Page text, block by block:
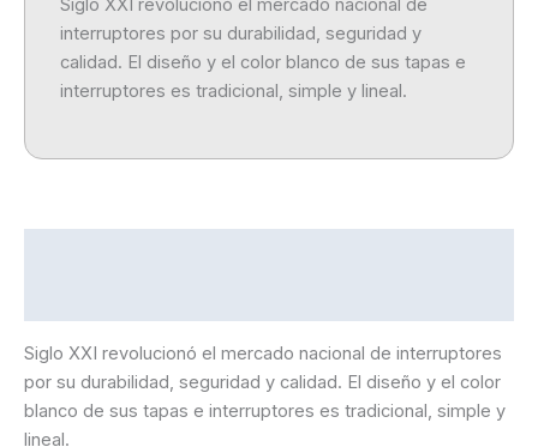
Siglo XXI revolucionó el mercado nacional de
interruptores por su durabilidad, seguridad y
calidad. El diseño y el color blanco de sus tapas e
interruptores es tradicional, simple y lineal.
Siglo XXI revolucionó el mercado nacional de interruptores
por su durabilidad, seguridad y calidad. El diseño y el color
blanco de sus tapas e interruptores es tradicional, simple y
lineal.